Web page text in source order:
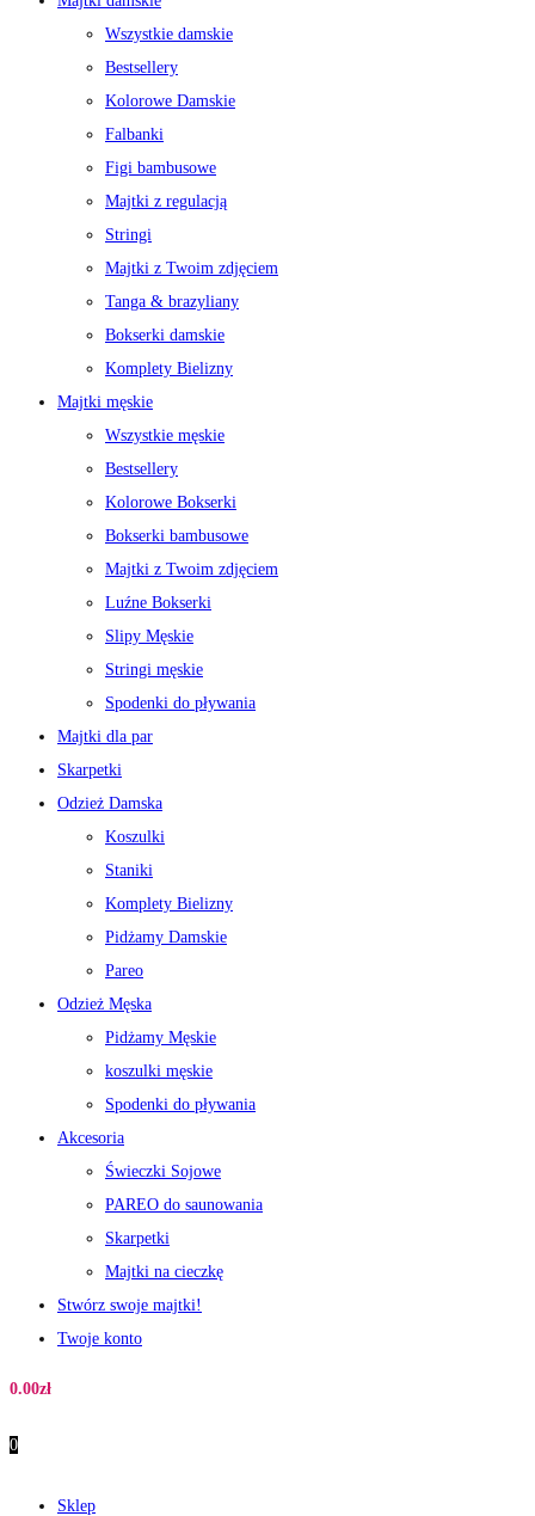
Wszystkie damskie
Bestsellery
Kolorowe Damskie
Falbanki
Figi bambusowe
Majtki z regulacją
Stringi
Majtki z Twoim zdjęciem
Tanga & brazyliany
Bokserki damskie
Komplety Bielizny
Majtki męskie
Wszystkie męskie
Bestsellery
Kolorowe Bokserki
Bokserki bambusowe
Majtki z Twoim zdjęciem
Luźne Bokserki
Slipy Męskie
Stringi męskie
Spodenki do pływania
Majtki dla par
Skarpetki
Odzież Damska
Koszulki
Staniki
Komplety Bielizny
Pidżamy Damskie
Pareo
Odzież Męska
Pidżamy Męskie
koszulki męskie
Spodenki do pływania
Akcesoria
Świeczki Sojowe
PAREO do saunowania
Skarpetki
Majtki na cieczkę
Stwórz swoje majtki!
Twoje konto
0.00zł
0
Sklep